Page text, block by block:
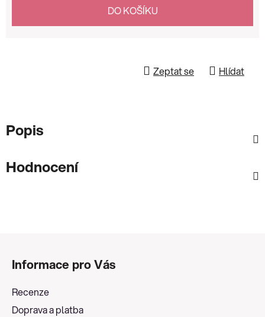
DO KOŠÍKU
Zeptat se Hlídat
Popis
Hodnocení
Informace pro Vás
Recenze
Doprava a platba